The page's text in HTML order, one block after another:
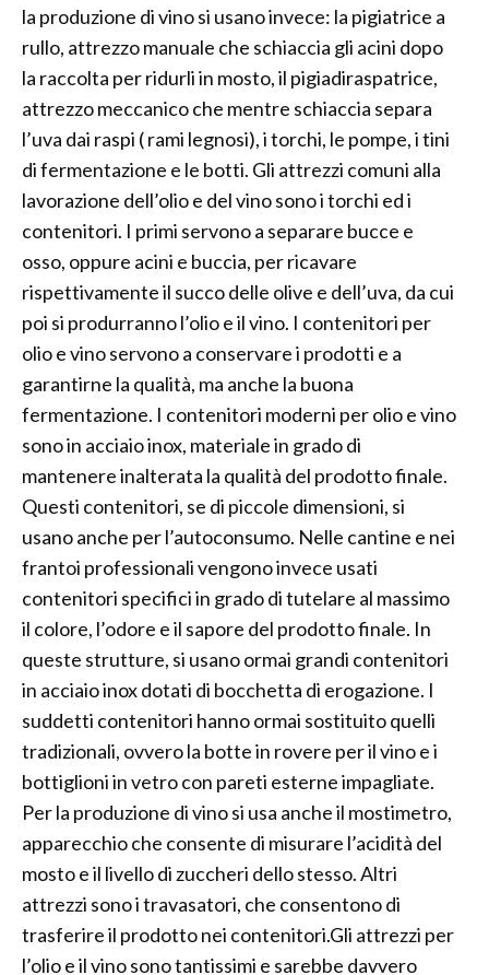
la produzione di vino si usano invece: la pigiatrice a
rullo, attrezzo manuale che schiaccia gli acini dopo
la raccolta per ridurli in mosto, il pigiadiraspatrice,
attrezzo meccanico che mentre schiaccia separa
l’uva dai raspi ( rami legnosi), i torchi, le pompe, i tini
di fermentazione e le botti. Gli attrezzi comuni alla
lavorazione dell’olio e del vino sono i torchi ed i
contenitori. I primi servono a separare bucce e
osso, oppure acini e buccia, per ricavare
rispettivamente il succo delle olive e dell’uva, da cui
poi si produrranno l’olio e il vino. I contenitori per
olio e vino servono a conservare i prodotti e a
garantirne la qualità, ma anche la buona
fermentazione. I contenitori moderni per olio e vino
sono in acciaio inox, materiale in grado di
mantenere inalterata la qualità del prodotto finale.
Questi contenitori, se di piccole dimensioni, si
usano anche per l’autoconsumo. Nelle cantine e nei
frantoi professionali vengono invece usati
contenitori specifici in grado di tutelare al massimo
il colore, l’odore e il sapore del prodotto finale. In
queste strutture, si usano ormai grandi contenitori
in acciaio inox dotati di bocchetta di erogazione. I
suddetti contenitori hanno ormai sostituito quelli
tradizionali, ovvero la botte in rovere per il vino e i
bottiglioni in vetro con pareti esterne impagliate.
Per la produzione di vino si usa anche il mostimetro,
apparecchio che consente di misurare l’acidità del
mosto e il livello di zuccheri dello stesso. Altri
attrezzi sono i travasatori, che consentono di
trasferire il prodotto nei contenitori.Gli attrezzi per
l’olio e il vino sono tantissimi e sarebbe davvero